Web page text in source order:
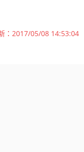
： 2017/05/08 14:53:04